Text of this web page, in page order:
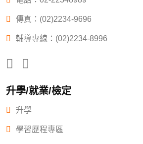
傳真：(02)2234-9696
輔導專線：(02)2234-8996
升學/就業/檢定
升學
學習歷程專區